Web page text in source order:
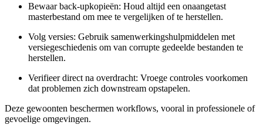
Bewaar back-upkopieën: Houd altijd een onaangetast
masterbestand om mee te vergelijken of te herstellen.
Volg versies: Gebruik samenwerkingshulpmiddelen met
versiegeschiedenis om van corrupte gedeelde bestanden te
herstellen.
Verifieer direct na overdracht: Vroege controles voorkomen
dat problemen zich downstream opstapelen.
Deze gewoonten beschermen workflows, vooral in professionele of
gevoelige omgevingen.